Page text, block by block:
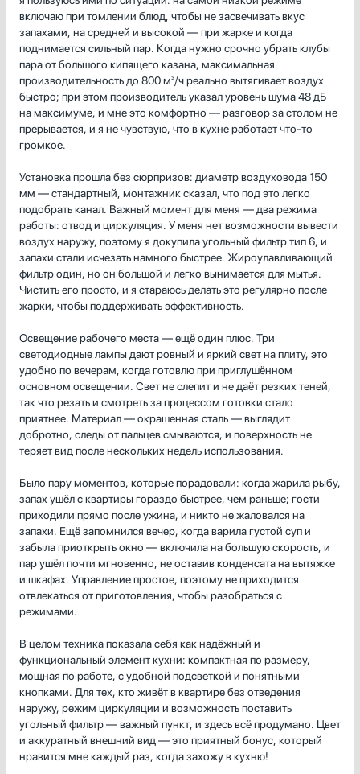
включаю при томлении блюд, чтобы не засвечивать вкус
запахами, на средней и высокой — при жарке и когда
поднимается сильный пар. Когда нужно срочно убрать клубы
пара от большого кипящего казана, максимальная
производительность до 800 м³/ч реально вытягивает воздух
быстро; при этом производитель указал уровень шума 48 дБ
на максимуме, и мне это комфортно — разговор за столом не
прерывается, и я не чувствую, что в кухне работает что-то
громкое.
Установка прошла без сюрпризов: диаметр воздуховода 150
мм — стандартный, монтажник сказал, что под это легко
подобрать канал. Важный момент для меня — два режима
работы: отвод и циркуляция. У меня нет возможности вывести
воздух наружу, поэтому я докупила угольный фильтр тип 6, и
запахи стали исчезать намного быстрее. Жироулавливающий
фильтр один, но он большой и легко вынимается для мытья.
Чистить его просто, и я стараюсь делать это регулярно после
жарки, чтобы поддерживать эффективность.
Освещение рабочего места — ещё один плюс. Три
светодиодные лампы дают ровный и яркий свет на плиту, это
удобно по вечерам, когда готовлю при приглушённом
основном освещении. Свет не слепит и не даёт резких теней,
так что резать и смотреть за процессом готовки стало
приятнее. Материал — окрашенная сталь — выглядит
добротно, следы от пальцев смываются, и поверхность не
теряет вид после нескольких недель использования.
Было пару моментов, которые порадовали: когда жарила рыбу,
запах ушёл с квартиры гораздо быстрее, чем раньше; гости
приходили прямо после ужина, и никто не жаловался на
запахи. Ещё запомнился вечер, когда варила густой суп и
забыла приоткрыть окно — включила на большую скорость, и
пар ушёл почти мгновенно, не оставив конденсата на вытяжке
и шкафах. Управление простое, поэтому не приходится
отвлекаться от приготовления, чтобы разобраться с
режимами.
В целом техника показала себя как надёжный и
функциональный элемент кухни: компактная по размеру,
мощная по работе, с удобной подсветкой и понятными
кнопками. Для тех, кто живёт в квартире без отведения
наружу, режим циркуляции и возможность поставить
угольный фильтр — важный пункт, и здесь всё продумано. Цвет
и аккуратный внешний вид — это приятный бонус, который
нравится мне каждый раз, когда захожу в кухню!